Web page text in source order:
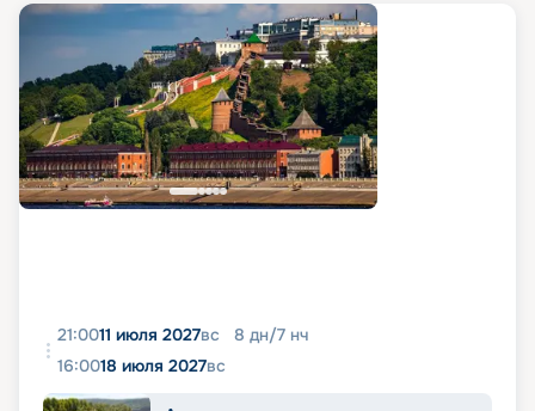
21:0011 июля 2027вс 8 дн/7 нч
16:0018 июля 2027вс